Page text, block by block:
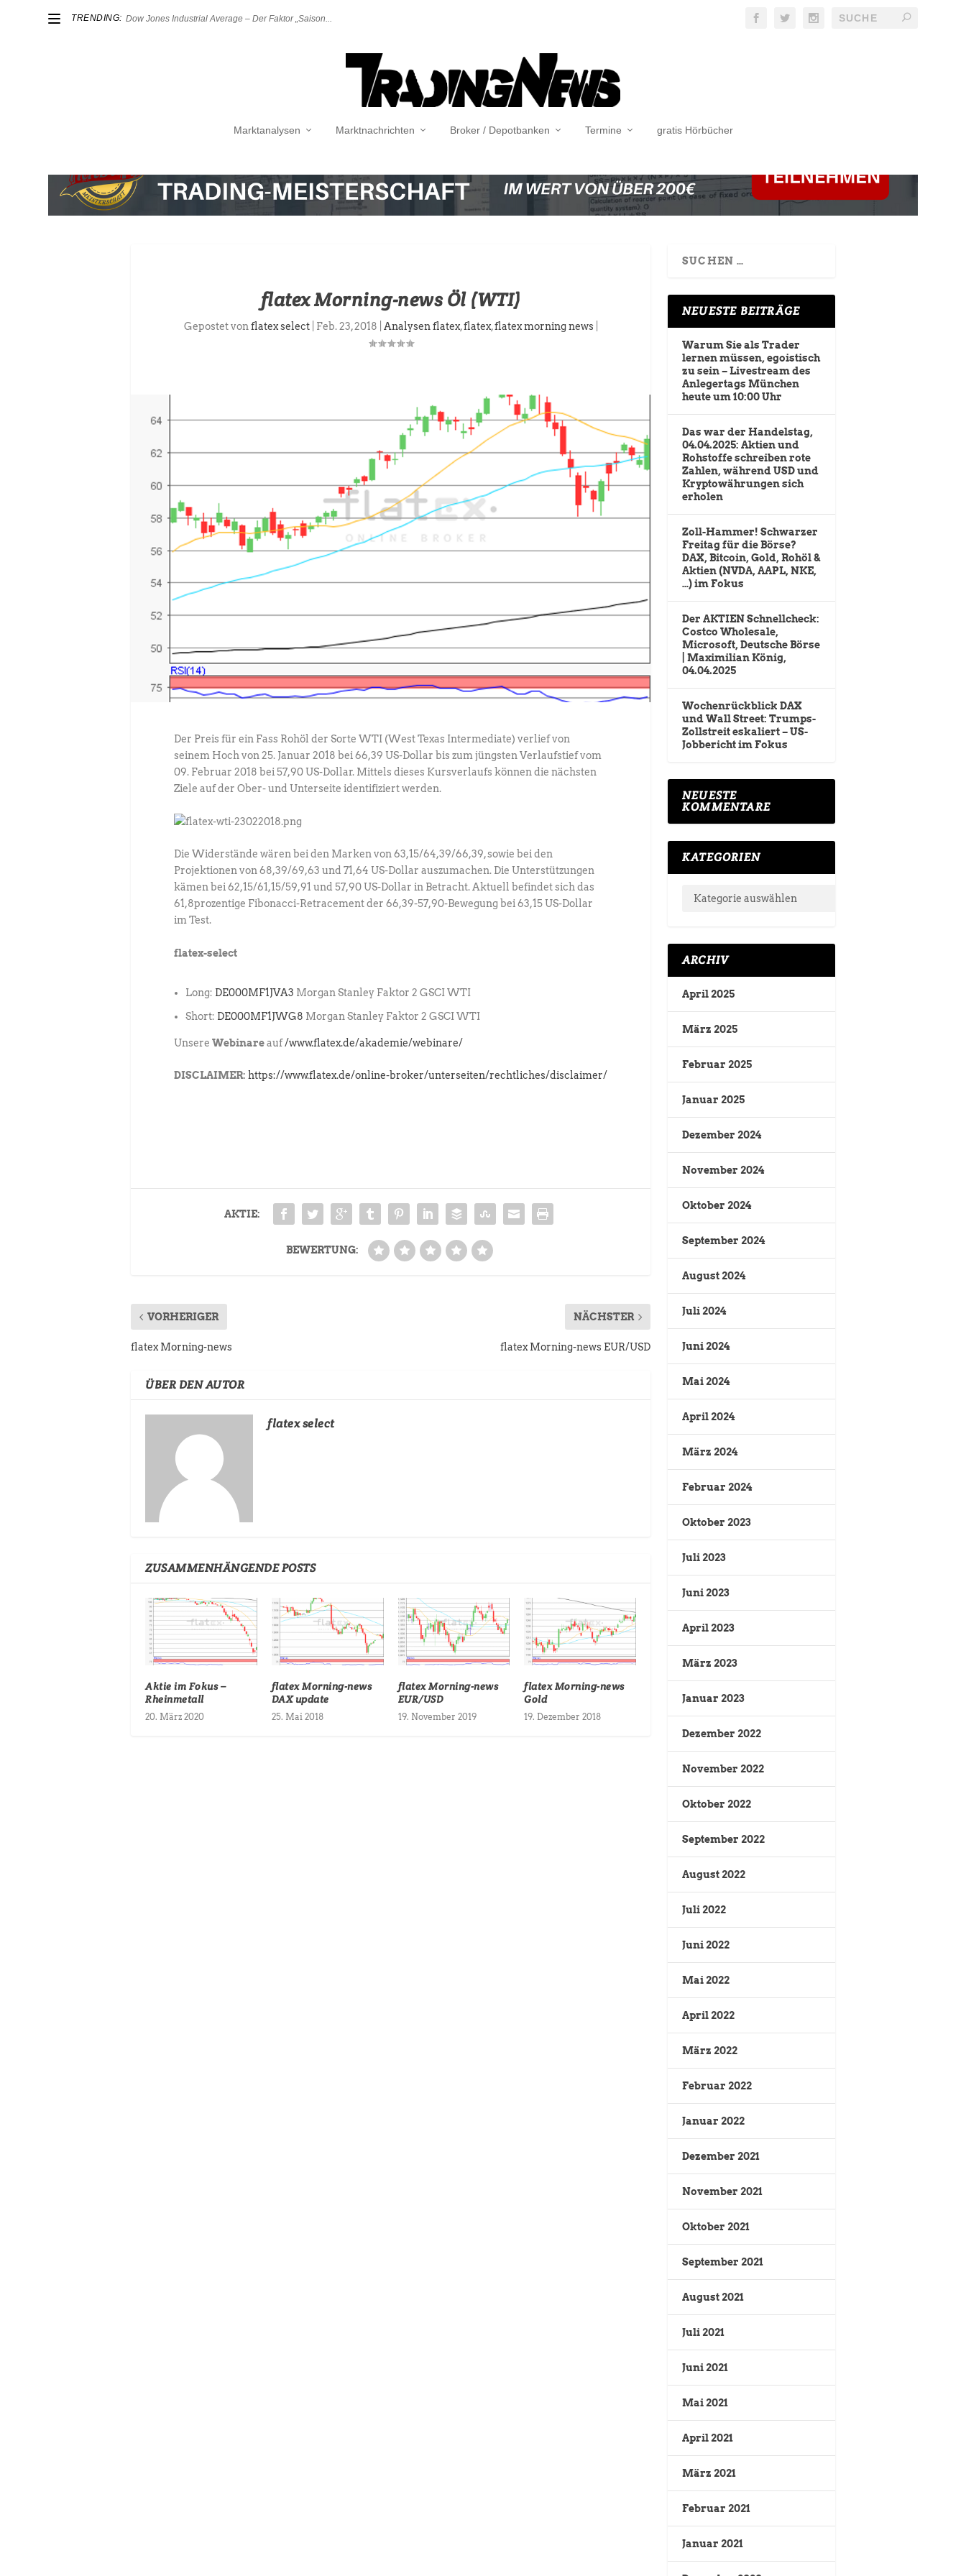
TRENDING: Dow Jones Industrial Average – Der Faktor „Saison...
Marktanalysen Marktnachrichten Broker / Depotbanken Termine gratis Hörbücher
flatex Morning-news Öl (WTI)
Gepostet von flatex select| Feb. 23, 2018 Analysen flatex,flatex,flatex morning news|
Der Preis für ein Fass Rohöl der Sorte WTI (West Texas Intermediate) verlief von
seinem Hoch von 25. Januar 2018 bei 66,39 US-Dollar bis zum jüngsten Verlaufstief vom
09. Februar 2018 bei 57,90 US-Dollar. Mittels dieses Kursverlaufs können die nächsten
Ziele auf der Ober- und Unterseite identifiziert werden.
Die Widerstände wären bei den Marken von 63,15/64,39/66,39, sowie bei den
Projektionen von 68,39/69,63 und 71,64 US-Dollar auszumachen. Die Unterstützungen
kämen bei 62,15/61,15/59,91 und 57,90 US-Dollar in Betracht. Aktuell befindet sich das
61,8prozentige Fibonacci-Retracement der 66,39-57,90-Bewegung bei 63,15 US-Dollar
im Test.
flatex-select
Long: DE000MF1JVA3 Morgan Stanley Faktor 2 GSCI WTI
Short: DE000MF1JWG8 Morgan Stanley Faktor 2 GSCI WTI
Unsere Webinareauf/www.flatex.de/akademie/webinare/
DISCLAIMER: https://www.flatex.de/online-broker/unterseiten/rechtliches/disclaimer/
AKTIE:
BEWERTUNG:
VORHERIGER
flatex Morning-news
NÄCHSTER
flatex Morning-news EUR/USD
ÜBER DEN AUTOR
flatex select
ZUSAMMENHÄNGENDE POSTS
Aktie im Fokus –
Rheinmetall
20. März 2020
flatex Morning-news
DAX update
25. Mai 2018
flatex Morning-news
EUR/USD
19. November 2019
flatex Morning-news
Gold
19. Dezember 2018
NEUESTE BEITRÄGE
Warum Sie als Trader
lernen müssen, egoistisch
zu sein – Livestream des
Anlegertags München
heute um 10:00 Uhr
Das war der Handelstag,
04.04.2025: Aktien und
Rohstoffe schreiben rote
Zahlen, während USD und
Kryptowährungen sich
erholen
Zoll-Hammer! Schwarzer
Freitag für die Börse?
DAX, Bitcoin, Gold, Rohöl &
Aktien (NVDA, AAPL, NKE,
…) im Fokus
Der AKTIEN Schnellcheck:
Costco Wholesale,
Microsoft, Deutsche Börse
| Maximilian König,
04.04.2025
Wochenrückblick DAX
und Wall Street: Trumps-
Zollstreit eskaliert – US-
Jobbericht im Fokus
NEUESTE
KOMMENTARE
KATEGORIEN
ARCHIV
April 2025
März 2025
Februar 2025
Januar 2025
Dezember 2024
November 2024
Oktober 2024
September 2024
August 2024
Juli 2024
Juni 2024
Mai 2024
April 2024
März 2024
Februar 2024
Oktober 2023
Juli 2023
Juni 2023
April 2023
März 2023
Januar 2023
Dezember 2022
November 2022
Oktober 2022
September 2022
August 2022
Juli 2022
Juni 2022
Mai 2022
April 2022
März 2022
Februar 2022
Januar 2022
Dezember 2021
November 2021
Oktober 2021
September 2021
August 2021
Juli 2021
Juni 2021
Mai 2021
April 2021
März 2021
Februar 2021
Januar 2021